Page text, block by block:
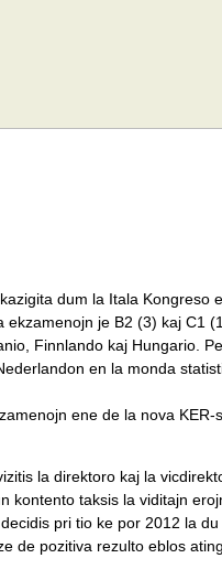
dum la Itala Kongreso
je B2 (3) kaj C1
Finnlando kaj Hungario.
en la monda
ene de la nova KER-
la direktoro kaj la
kontento taksis la viditajn
pri tio ke por 2012 la
de pozitiva rezulto eblos